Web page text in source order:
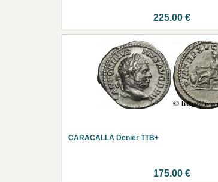
225.00 €
CARACALLA Denier TTB+
175.00 €